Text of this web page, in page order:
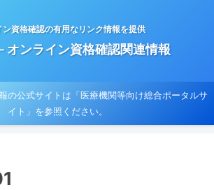
ン資格確認の有用なリンク情報を提供
オンライン資格確認関連情報
の公式サイトは「医療機関等向け総合ポータルサ
イト」を参照ください。